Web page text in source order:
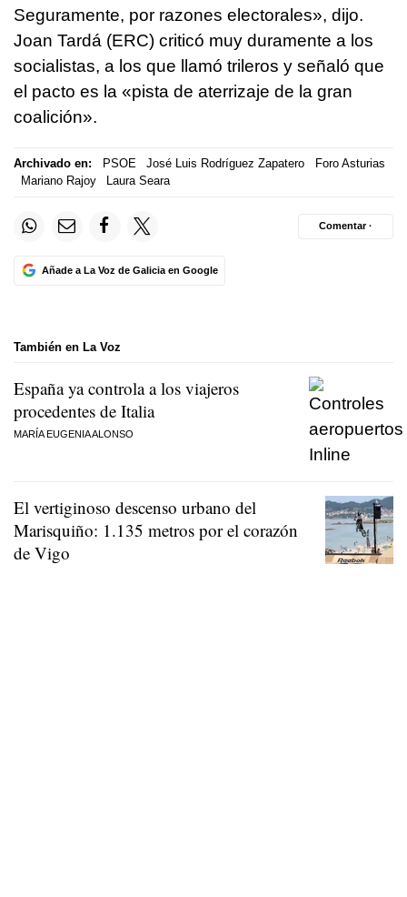
Seguramente, por razones electorales», dijo.
Joan Tardá (ERC) criticó muy duramente a los
socialistas, a los que llamó trileros y señaló que
el pacto es la «pista de aterrizaje de la gran
coalición».
Archivado en: PSOE José Luis Rodríguez Zapatero
Foro Asturias
Mariano Rajoy
Laura Seara
Añade a La Voz de Galicia en Google
Comentar ·
También en La Voz
España ya controla a los viajeros
procedentes de Italia
MARÍA EUGENIA ALONSO
El vertiginoso descenso urbano del
Marisquiño: 1.135 metros por el corazón
de Vigo